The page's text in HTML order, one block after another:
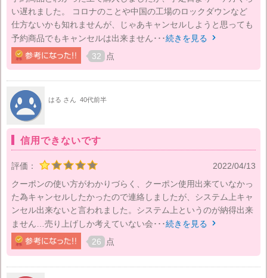
い遅れました。 コロナのことや中国の工場のロックダウンなど
仕方ないかも知れませんが、じゃあキャンセルしようと思っても
予約商品でもキャンセルは出来ません･･･続きを見る 
32 点
はる さん 40代前半
信用できないです
評価：
2022/04/13
クーポンの使い方がわかりづらく、クーポン使用出来ていなかっ
た為キャンセルしたかったので連絡しましたが、システム上キャ
ンセル出来ないと言われました。システム上というのが納得出来
ません…売り上げしか考えていない会･･･続きを見る 
26 点